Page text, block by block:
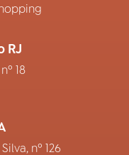
RJ
18
nº 126